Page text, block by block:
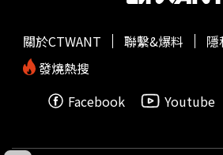
關於CTWANT 聯繫&爆料
隱
發燒熱搜
Facebook
Youtube